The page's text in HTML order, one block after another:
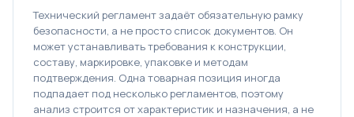
Технический регламент задаёт обязательную рамку
безопасности, а не просто список документов. Он
может устанавливать требования к конструкции,
составу, маркировке, упаковке и методам
подтверждения. Одна товарная позиция иногда
подпадает под несколько регламентов, поэтому
анализ строится от характеристик и назначения, а не